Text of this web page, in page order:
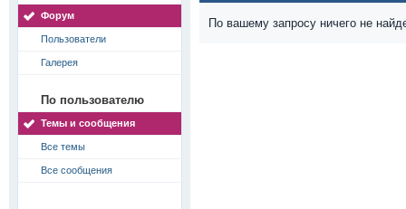
Форум
Пользователи
Галерея
По пользователю
Темы и сообщения
Все темы
Все сообщения
По вашему запросу ничего не